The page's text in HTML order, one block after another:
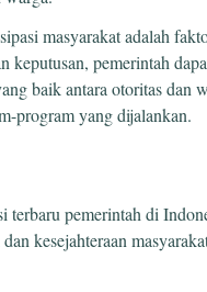
masyarakat adalah
keputusan, pemerintah
baik antara otoritas
program yang dijalankan.
terbaru pemerintah di
kesejahteraan